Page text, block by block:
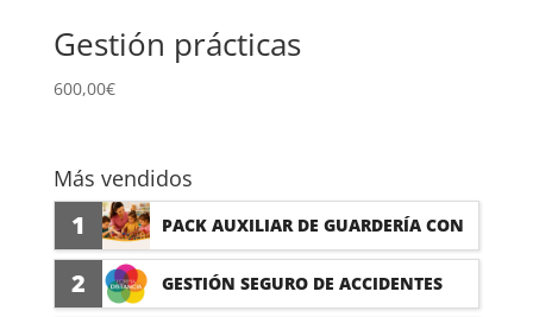
Gestión prácticas
600,00€
Más vendidos
1 PACK AUXILIAR DE GUARDERÍA CON
PRÁCTICAS
2 GESTIÓN SEGURO DE ACCIDENTES